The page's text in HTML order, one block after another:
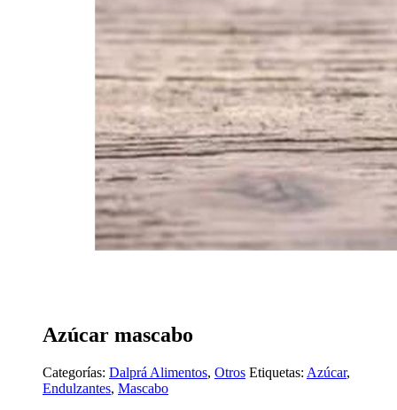
Azúcar mascabo
Categorías: Dalprá Alimentos, Otros Etiquetas: Azúcar,
Endulzantes, Mascabo